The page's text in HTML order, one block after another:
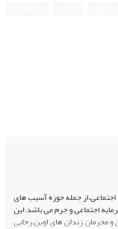
جمله حوزه آسیب های
اجتماعی و جرم می باشد.این
است در بین 320 نفر از افراد عادی بالای 18 سال شهر تهران و مجرمان زندان های اوین،رجایی